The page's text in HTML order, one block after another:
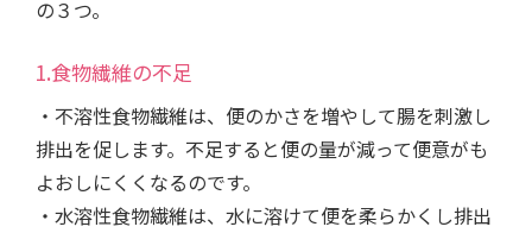
の３つ。
1.食物繊維の不足
・不溶性食物繊維は、便のかさを増やして腸を刺激し
排出を促します。不足すると便の量が減って便意がも
よおしにくくなるのです。
・水溶性食物繊維は、水に溶けて便を柔らかくし排出